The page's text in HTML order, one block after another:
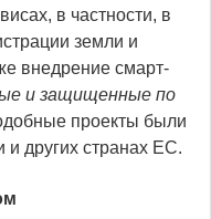
в частности, в
земли и
внедрение смарт-
и защищенные по
проекты были
других странах ЕС.